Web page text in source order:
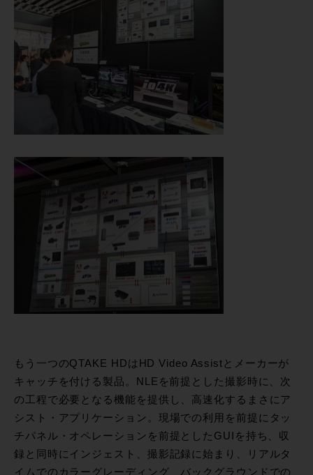
もう一つのQTAKE HDはHD Video Assistとメーカーが
キャッチを付ける製品。NLEを前提とした撮影時に、次
の工程で必要となる機能を提供し、高速化するまさにア
シスト・アプリケーション。現場での利用を前提にタッ
チパネル・オペレーションを前提としたGUIを持ち、収
録と同時にインジェスト、撮影記録に始まり、リアルタ
イムでのカラーグレーディング、バックグラウンドでの